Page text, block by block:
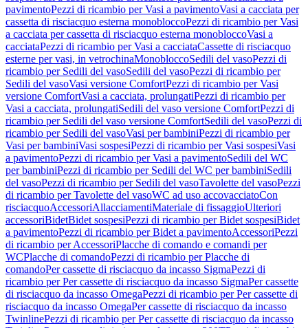
pavimentoPezzi di ricambio per Vasi a pavimentoVasi a cacciata per
cassetta di risciacquo esterna monobloccoPezzi di ricambio per Vasi
a cacciata per cassetta di risciacquo esterna monobloccoVasi a
cacciataPezzi di ricambio per Vasi a cacciataCassette di risciacquo
esterne per vasi, in vetrochinaMonobloccoSedili del vasoPezzi di
ricambio per Sedili del vasoSedili del vasoPezzi di ricambio per
Sedili del vasoVasi versione ComfortPezzi di ricambio per Vasi
versione ComfortVasi a cacciata, prolungatiPezzi di ricambio per
Vasi a cacciata, prolungatiSedili del vaso versione ComfortPezzi di
ricambio per Sedili del vaso versione ComfortSedili del vasoPezzi di
ricambio per Sedili del vasoVasi per bambiniPezzi di ricambio per
Vasi per bambiniVasi sospesiPezzi di ricambio per Vasi sospesiVasi
a pavimentoPezzi di ricambio per Vasi a pavimentoSedili del WC
per bambiniPezzi di ricambio per Sedili del WC per bambiniSedili
del vasoPezzi di ricambio per Sedili del vasoTavolette del vasoPezzi
di ricambio per Tavolette del vasoWC ad uso accovacciatoCon
risciacquoAccessoriAllacciamentiMateriale di fissaggioUlteriori
accessoriBidetBidet sospesiPezzi di ricambio per Bidet sospesiBidet
a pavimentoPezzi di ricambio per Bidet a pavimentoAccessoriPezzi
di ricambio per AccessoriPlacche di comando e comandi per
WCPlacche di comandoPezzi di ricambio per Placche di
comandoPer cassette di risciacquo da incasso SigmaPezzi di
ricambio per Per cassette di risciacquo da incasso SigmaPer cassette
di risciacquo da incasso OmegaPezzi di ricambio per Per cassette di
risciacquo da incasso OmegaPer cassette di risciacquo da incasso
TwinlinePezzi di ricambio per Per cassette di risciacquo da incasso